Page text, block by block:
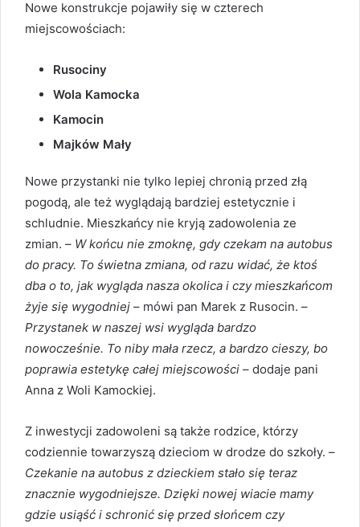
Nowe konstrukcje pojawiły się w czterech
miejscowościach:
Rusociny
Wola Kamocka
Kamocin
Majków Mały
Nowe przystanki nie tylko lepiej chronią przed złą
pogodą, ale też wyglądają bardziej estetycznie i
schludnie. Mieszkańcy nie kryją zadowolenia ze
zmian. – W końcu nie zmoknę, gdy czekam na autobus
do pracy. To świetna zmiana, od razu widać, że ktoś
dba o to, jak wygląda nasza okolica i czy mieszkańcom
żyje się wygodniej – mówi pan Marek z Rusocin. –
Przystanek w naszej wsi wygląda bardzo
nowocześnie. To niby mała rzecz, a bardzo cieszy, bo
poprawia estetykę całej miejscowości – dodaje pani
Anna z Woli Kamockiej.
Z inwestycji zadowoleni są także rodzice, którzy
codziennie towarzyszą dzieciom w drodze do szkoły. –
Czekanie na autobus z dzieckiem stało się teraz
znacznie wygodniejsze. Dzięki nowej wiacie mamy
gdzie usiąść i schronić się przed słońcem czy